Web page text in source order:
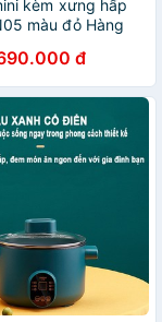
kèm xưng hấp
màu đỏ Hàng
đ